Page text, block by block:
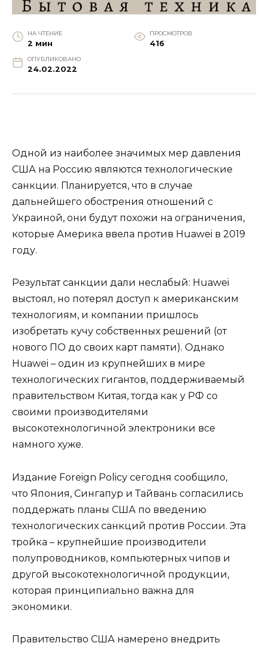
НА ЧТЕНИЕ
2 мин
ПРОСМОТРОВ
416
ОПУБЛИКОВАНО
24.02.2022
Одной из наиболее значимых мер давления
США на Россию являются технологические
санкции. Планируется, что в случае
дальнейшего обострения отношений с
Украиной, они будут похожи на ограничения,
которые Америка ввела против Huawei в 2019
году.
Результат санкции дали неслабый: Huawei
выстоял, но потерял доступ к американским
технологиям, и компании пришлось
изобретать кучу собственных решений (от
нового ПО до своих карт памяти). Однако
Huawei – один из крупнейших в мире
технологических гигантов, поддерживаемый
правительством Китая, тогда как у РФ со
своими производителями
высокотехнологичной электроники все
намного хуже.
Издание Foreign Policy сегодня сообщило,
что Япония, Сингапур и Тайвань согласились
поддержать планы США по введению
технологических санкций против России. Эта
тройка – крупнейшие производители
полупроводников, компьютерных чипов и
другой высокотехнологичной продукции,
которая принципиально важна для
экономики.
Правительство США намерено внедрить